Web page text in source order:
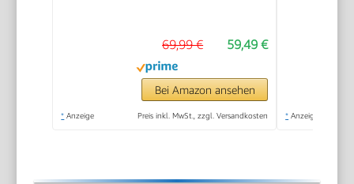
Automatische
Trapezkorrektur, WiFi
6 und Bluetooth 5.4,
180° Dreh Projektor
59,49 €
69,99 €
Bei Amazon ansehen
* Anzeige Preis inkl. MwSt., zzgl. Versandkosten * Anzeige